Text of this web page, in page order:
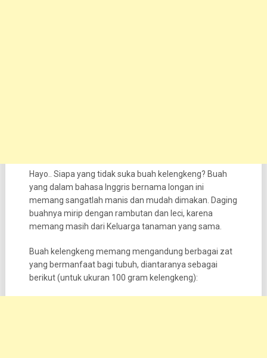
Hayo.. Siapa yang tidak suka buah kelengkeng? Buah
yang dalam bahasa Inggris bernama longan ini
memang sangatlah manis dan mudah dimakan. Daging
buahnya mirip dengan rambutan dan leci, karena
memang masih dari Keluarga tanaman yang sama.
Buah kelengkeng memang mengandung berbagai zat
yang bermanfaat bagi tubuh, diantaranya sebagai
berikut (untuk ukuran 100 gram kelengkeng):